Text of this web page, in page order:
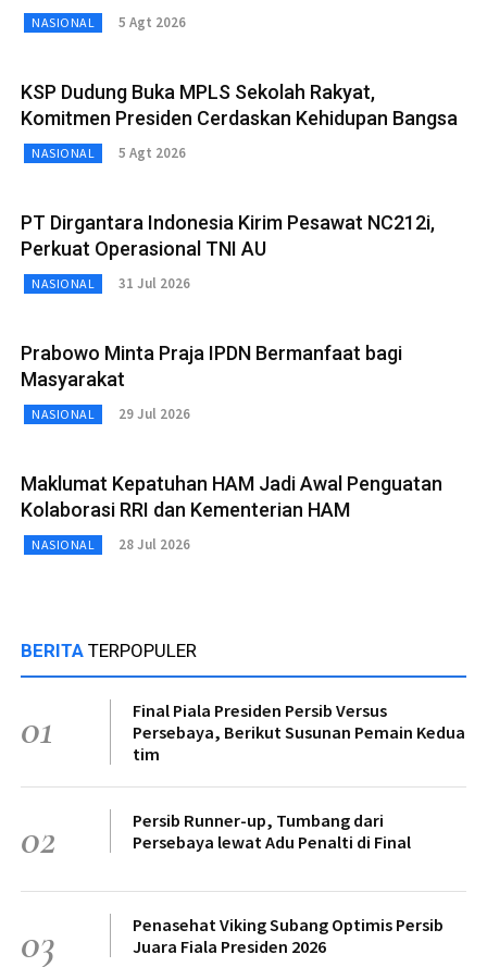
NASIONAL 5 Agt 2026
KSP Dudung Buka MPLS Sekolah Rakyat,
Komitmen Presiden Cerdaskan Kehidupan Bangsa
NASIONAL 5 Agt 2026
PT Dirgantara Indonesia Kirim Pesawat NC212i,
Perkuat Operasional TNI AU
NASIONAL 31 Jul 2026
Prabowo Minta Praja IPDN Bermanfaat bagi
Masyarakat
NASIONAL 29 Jul 2026
Maklumat Kepatuhan HAM Jadi Awal Penguatan
Kolaborasi RRI dan Kementerian HAM
NASIONAL 28 Jul 2026
BERITA TERPOPULER
01
Final Piala Presiden Persib Versus
Persebaya, Berikut Susunan Pemain Kedua
tim
02
Persib Runner-up, Tumbang dari
Persebaya lewat Adu Penalti di Final
03
Penasehat Viking Subang Optimis Persib
Juara Fiala Presiden 2026